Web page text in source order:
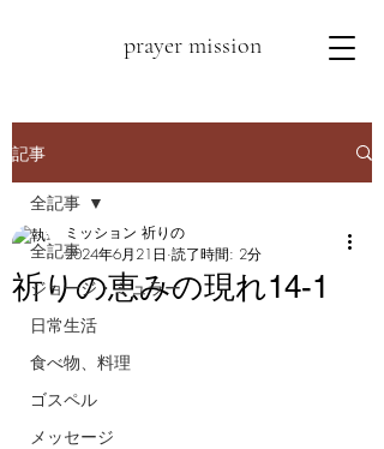
prayer mission
記事
全記事
ジョージ・ミュラー
日常生活
食べ物、料理
ゴスペル
メッセージ
全記事
祈りの恵みの現れ14-1
ミッション 祈りの
2024年6月21日 読了時間: 2分